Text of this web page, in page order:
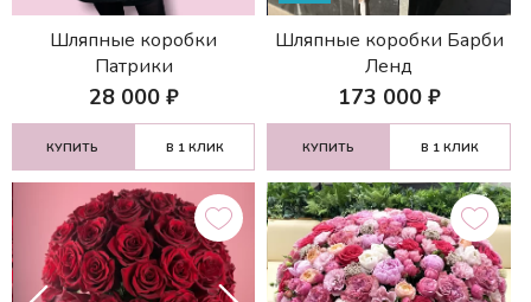
Шляпные коробки
Патрики
28 000₽
КУПИТЬ В 1 КЛИК
Шляпные коробки Барби
Ленд
173 000₽
КУПИТЬ В 1 КЛИК